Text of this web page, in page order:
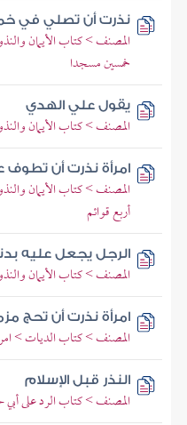
نذرت أن تصلي في
المصنف > كتاب الأيمان
خمسين مسجدا
يقول علي الهدي
المصنف > كتاب الأيمان
امرأة نذرت أن تطوف
المصنف > كتاب الأيمان
أربع قوائم
الرجل يجعل عليه
المصنف > كتاب الأيمان
امرأة نذرت أن تحج
المصنف > كتاب الديات >
النذر قبل الإسلام
المصنف > كتاب الرد على أبي